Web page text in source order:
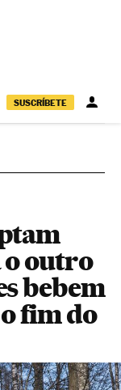
SUSCRÍBETE
outro
bebem
fim do